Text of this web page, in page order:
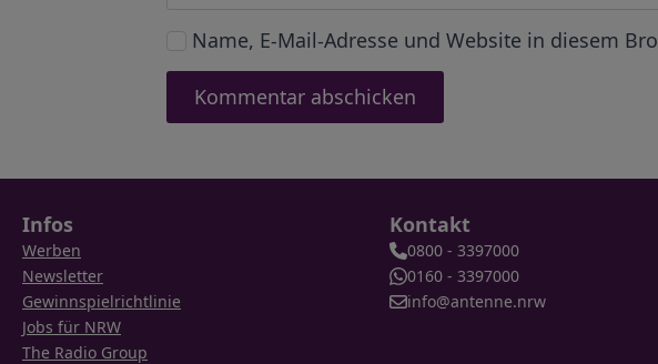
Name, E-Mail-Adresse und Website in diesem
Infos
Werben
Newsletter
Gewinnspielrichtlinie
Jobs für NRW
The Radio Group
Kontakt
0800 - 3397000
0160 - 3397000
info@antenne.nrw